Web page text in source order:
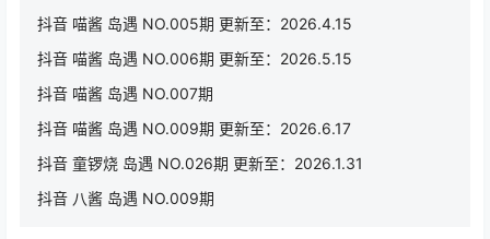
抖音 喵酱 岛遇 NO.005期 更新至：2026.4.15
抖音 喵酱 岛遇 NO.006期 更新至：2026.5.15
抖音 喵酱 岛遇 NO.007期
抖音 喵酱 岛遇 NO.009期 更新至：2026.6.17
抖音 童锣烧 岛遇 NO.026期 更新至：2026.1.31
抖音 八酱 岛遇 NO.009期